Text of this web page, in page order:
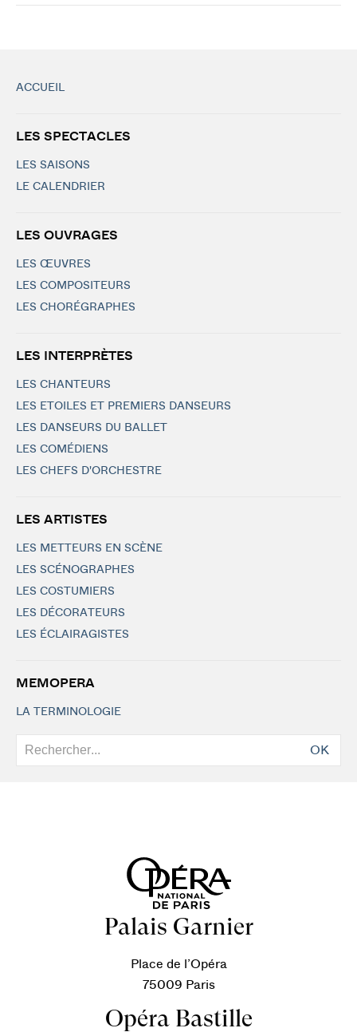
ACCUEIL
LES SPECTACLES
LES SAISONS
LE CALENDRIER
LES OUVRAGES
LES ŒUVRES
LES COMPOSITEURS
LES CHORÉGRAPHES
LES INTERPRÈTES
LES CHANTEURS
LES ETOILES ET PREMIERS DANSEURS
LES DANSEURS DU BALLET
LES COMÉDIENS
LES CHEFS D'ORCHESTRE
LES ARTISTES
LES METTEURS EN SCÈNE
LES SCÉNOGRAPHES
LES COSTUMIERS
LES DÉCORATEURS
LES ÉCLAIRAGISTES
MEMOPERA
LA TERMINOLOGIE
OK
Palais Garnier
Place de l’Opéra
75009 Paris
Opéra Bastille